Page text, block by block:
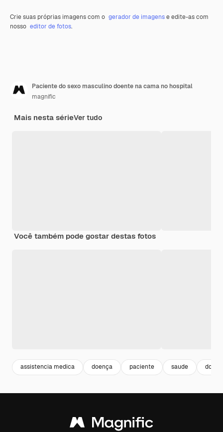
Crie suas próprias imagens com o gerador de imagense edite-as com
nosso editor de fotos.
Paciente do sexo masculino doente na cama no hospital
magnific
Mais nesta sérieVer tudo
Você também pode gostar destas fotos
assistencia medica doença paciente saude